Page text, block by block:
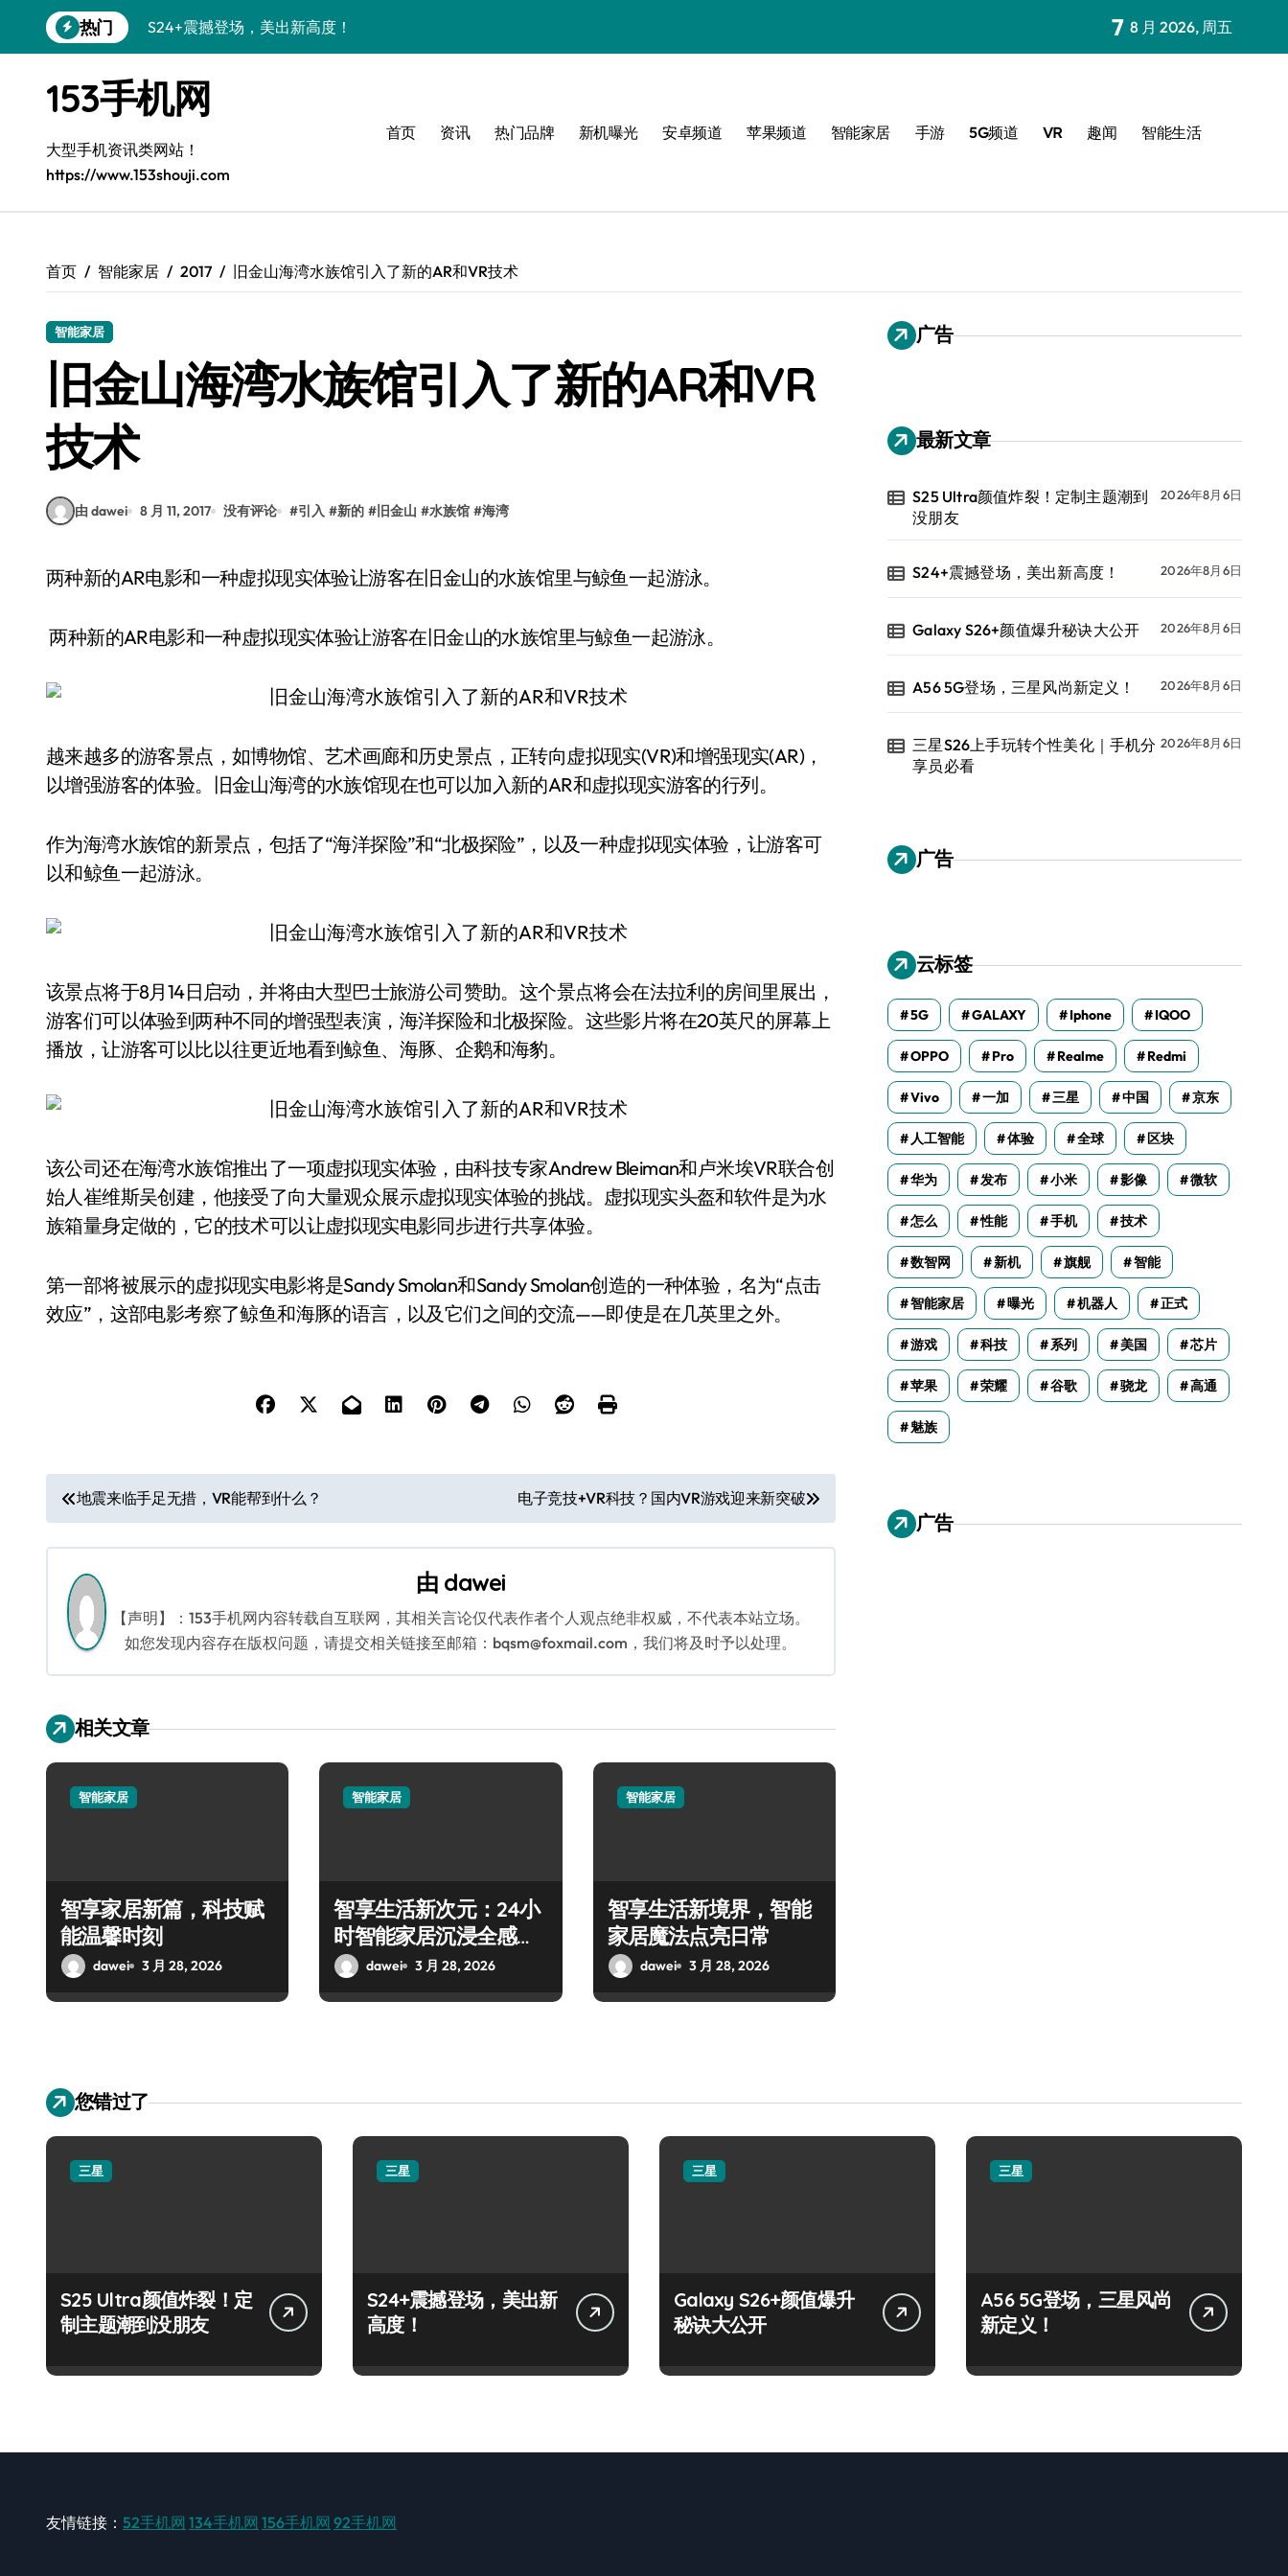
到
热门
S24+震撼登场，美出新高度！
A56 5G登场，三星风尚新定义！
三星S26上手玩转个性美化｜手机分享员必看
S25美化秘籍：个性潮玩，炫酷加倍！
C55 5G焕新秘籍：定制潮流无限畅玩
Galaxy Z Flip6：折叠时尚，一瞬惊艳
S25 Ultra颜值炸裂！定制主题潮到没朋友
7 8 月 2026, 周五
153手机网
大型手机资讯类网站！
https://www.153shouji.com
首页 资讯 热门品牌 新机曝光 安卓频道 苹果频道 智能家居 手游 5G频道 VR 趣闻 智能生活
首页 智能家居 2017 旧金山海湾水族馆引入了新的AR和VR技术
智能家居
旧金山海湾水族馆引入了新的AR和VR
技术
由 dawei 8 月 11, 2017 没有评论 #引入 #新的 # 旧金山 #水族馆 #海湾
两种新的AR电影和一种虚拟现实体验让游客在旧金山的水族馆里与鲸鱼一起游泳。
两种新的AR电影和一种虚拟现实体验让游客在旧金山的水族馆里与鲸鱼一起游泳。
越来越多的游客景点，如博物馆、艺术画廊和历史景点，正转向虚拟现实(VR)和增强现实(AR)，
以增强游客的体验。旧金山海湾的水族馆现在也可以加入新的AR和虚拟现实游客的行列。
作为海湾水族馆的新景点，包括了“海洋探险”和“北极探险”，以及一种虚拟现实体验，让游客可
以和鲸鱼一起游泳。
该景点将于8月14日启动，并将由大型巴士旅游公司赞助。这个景点将会在法拉利的房间里展出，
游客们可以体验到两种不同的增强型表演，海洋探险和北极探险。这些影片将在20英尺的屏幕上
播放，让游客可以比以往更近地看到鲸鱼、海豚、企鹅和海豹。
该公司还在海湾水族馆推出了一项虚拟现实体验，由科技专家Andrew Bleiman和卢米埃VR联合创
始人崔维斯吴创建，他接受了向大量观众展示虚拟现实体验的挑战。虚拟现实头盔和软件是为水
族箱量身定做的，它的技术可以让虚拟现实电影同步进行共享体验。
第一部将被展示的虚拟现实电影将是Sandy Smolan和Sandy Smolan创造的一种体验，名为“点击
效应”，这部电影考察了鲸鱼和海豚的语言，以及它们之间的交流——即使是在几英里之外。
文
章
导
航
地震来临手足无措，VR能帮到什么？ 电子竞技+VR科技？国内VR游戏迎来新突破
由 dawei
【声明】：153手机网内容转载自互联网，其相关言论仅代表作者个人观点绝非权威，不代表本站立场。
如您发现内容存在版权问题，请提交相关链接至邮箱：bqsm@foxmail.com，我们将及时予以处理。
相关文章
智能家居
智享家居新篇，科技赋
能温馨时刻
dawei 3 月 28, 2026
智能家居
智享生活新次元：24小
时智能家居沉浸全感体
验
dawei 3 月 28, 2026
智能家居
智享生活新境界，智能
家居魔法点亮日常
dawei 3 月 28, 2026
广告
最新文章
S25 Ultra颜值炸裂！定制主题潮到
没朋友
2026年8月6日
S24+震撼登场，美出新高度！ 2026年8月6日
Galaxy S26+颜值爆升秘诀大公开 2026年8月6日
A56 5G登场，三星风尚新定义！ 2026年8月6日
三星S26上手玩转个性美化｜手机分
享员必看
2026年8月6日
广告
云标签
5G GALAXY Iphone IQOO
OPPO Pro Realme Redmi
Vivo 一加 三星 中国 京东
人工智能 体验 全球 区块
华为 发布 小米 影像 微软
怎么 性能 手机 技术
数智网 新机 旗舰 智能
智能家居 曝光 机器人 正式
游戏 科技 系列 美国 芯片
苹果 荣耀 谷歌 骁龙 高通
魅族
广告
您错过了
三星
S25 Ultra颜值炸裂！定
制主题潮到没朋友
三星
S24+震撼登场，美出新
高度！
三星
Galaxy S26+颜值爆升
秘诀大公开
三星
A56 5G登场，三星风尚
新定义！
友情链接： 52手机网 134手机网 156手机网 92手机网